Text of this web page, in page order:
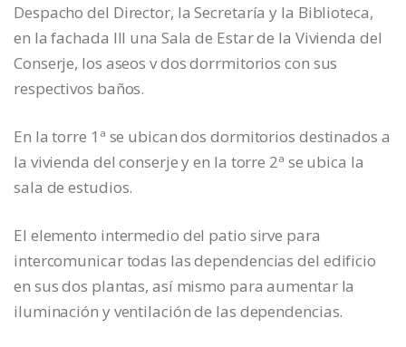
Despacho del Director, la Secretaría y la Biblioteca,
en la fachada III una Sala de Estar de la Vivienda del
Conserje, los aseos v dos dorrmitorios con sus
respectivos baños.
En la torre 1ª se ubican dos dormitorios destinados a
la vivienda del conserje y en la torre 2ª se ubica la
sala de estudios.
El elemento intermedio del patio sirve para
intercomunicar todas las dependencias del edificio
en sus dos plantas, así mismo para aumentar la
iluminación y ventilación de las dependencias.